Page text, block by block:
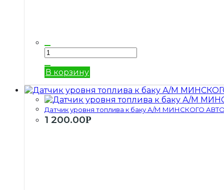
В корзину
Датчик уровня топлива к баку А/М МИНСКОГО
1 200.00Р